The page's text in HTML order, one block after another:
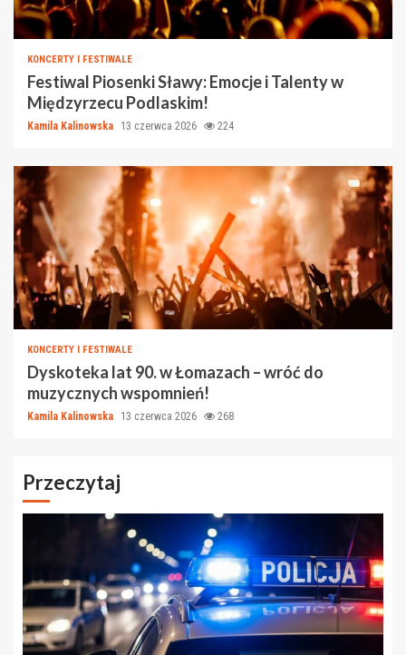
KONCERTY I FESTIWALE
Festiwal Piosenki Sławy: Emocje i Talenty w
Międzyrzecu Podlaskim!
Kamila Kalinowska 13 czerwca 2026 224
KONCERTY I FESTIWALE
Dyskoteka lat 90. w Łomazach – wróć do
muzycznych wspomnień!
Kamila Kalinowska 13 czerwca 2026 268
Przeczytaj